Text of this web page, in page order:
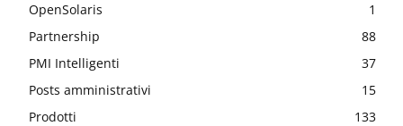
OpenSolaris
1
Partnership
88
PMI Intelligenti
37
Posts amministrativi
15
Prodotti
133